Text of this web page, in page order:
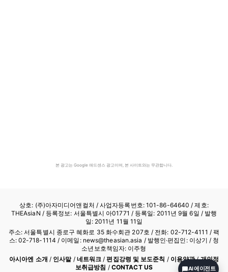
본 광고는 Google 애드센스 광고이며, 본 사이트와는 무관합니다.
상호: (주)아자미디어앤컬처 /사업자등록번호: 101-86-64640 / 제호:
THEAsiaN / 등록정보: 서울특별시 아01771 / 등록일: 2011년 9월 6일 / 발행
일: 2011년 11월 11일
주소: 서울특별시 종로구 혜화로 35 화수회관 207호 / 전화: 02-712-4111 / 팩
스: 02-718-1114 / 이메일: news@theasian.asia / 발행인·편집인: 이상기 / 청
소년보호책임자: 이주형
아시아엔 소개 / 인사말/ 네트워크 /편집강령 및 보도준칙 / 이용약관/개인정
보취급방침 / CONTACT US AI 에이전트